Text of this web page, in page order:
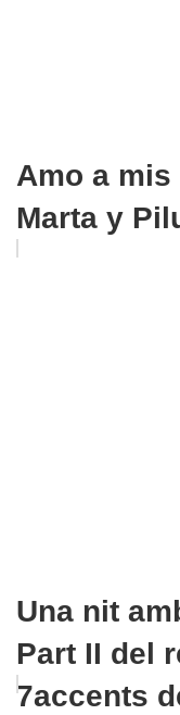
Amo a
Marta y
Una nit
Part II del
7accents